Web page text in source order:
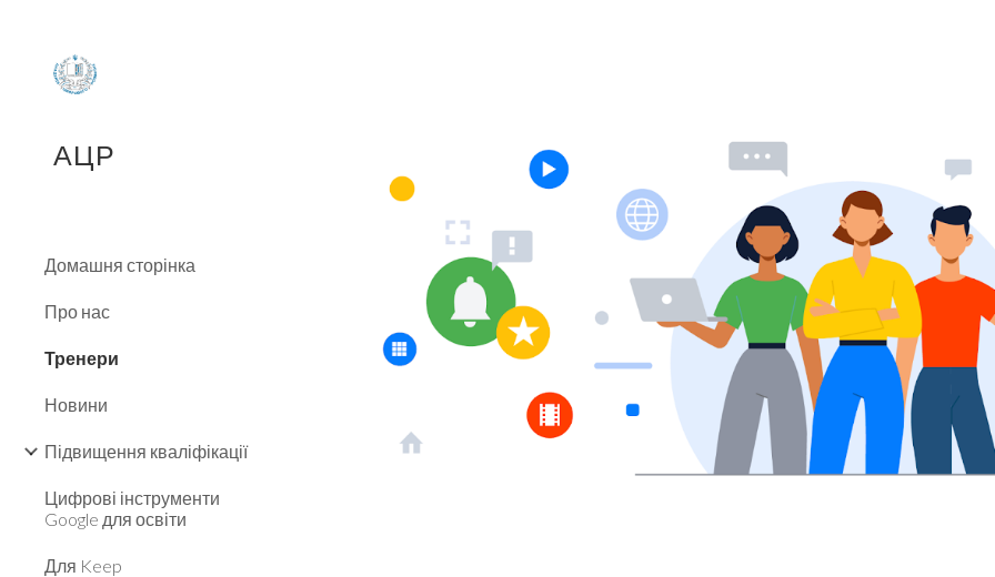
АЦР
Домашня сторінка
Про нас
Тренери
Новини
Підвищення кваліфікації
Цифрові інструменти
Google для освіти
Для Keep